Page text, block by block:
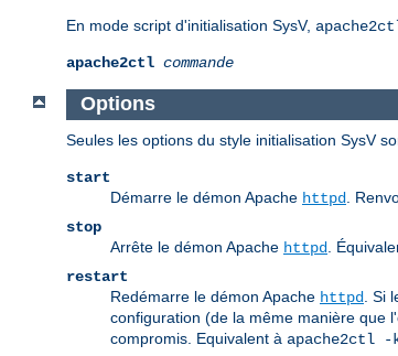
En mode script d'initialisation SysV,
apache2ctl commande
Options
Seules les options du style initialisation SysV
start
Démarre le démon Apache httpd .
stop
Arrête le démon Apache httpd .
restart
Redémarre le démon Apache httpd
.
configuration (de la même manière que
compromis. Equivalent à apache2ctl